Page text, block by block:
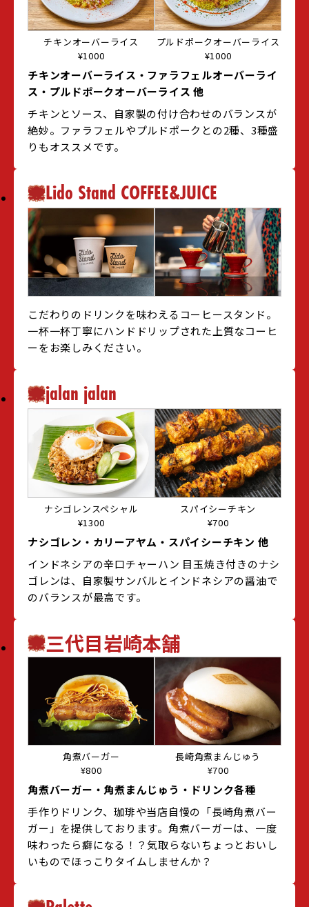
チキンオーバーライス
¥1000
プルドポークオーバーライス
¥1000
チキンオーバーライス・ファラフェルオーバーライ
ス・プルドポークオーバーライス 他
チキンとソース、自家製の付け合わせのバランスが
絶妙。ファラフェルやプルドポークとの2種、3種盛
りもオススメです。
Lido Stand COFFEE&JUICE
こだわりのドリンクを味わえるコーヒースタンド。
一杯一杯丁寧にハンドドリップされた上質なコーヒ
ーをお楽しみください。
jalan jalan
ナシゴレンスペシャル
¥1300
スパイシーチキン
¥700
ナシゴレン・カリーアヤム・スパイシーチキン 他
インドネシアの辛口チャーハン 目玉焼き付きのナシ
ゴレンは、自家製サンバルとインドネシアの醤油で
のバランスが最高です。
三代目岩崎本舗
角煮バーガー
¥800
長崎角煮まんじゅう
¥700
角煮バーガー・角煮まんじゅう・ドリンク各種
手作りドリンク、珈琲や当店自慢の「長崎角煮バー
ガー」を提供しております。角煮バーガーは、一度
味わったら癖になる！？気取らないちょっとおいし
いものでほっこりタイムしませんか？